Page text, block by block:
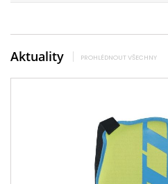
Aktuality PROHLÉDNOUT VŠECHNY